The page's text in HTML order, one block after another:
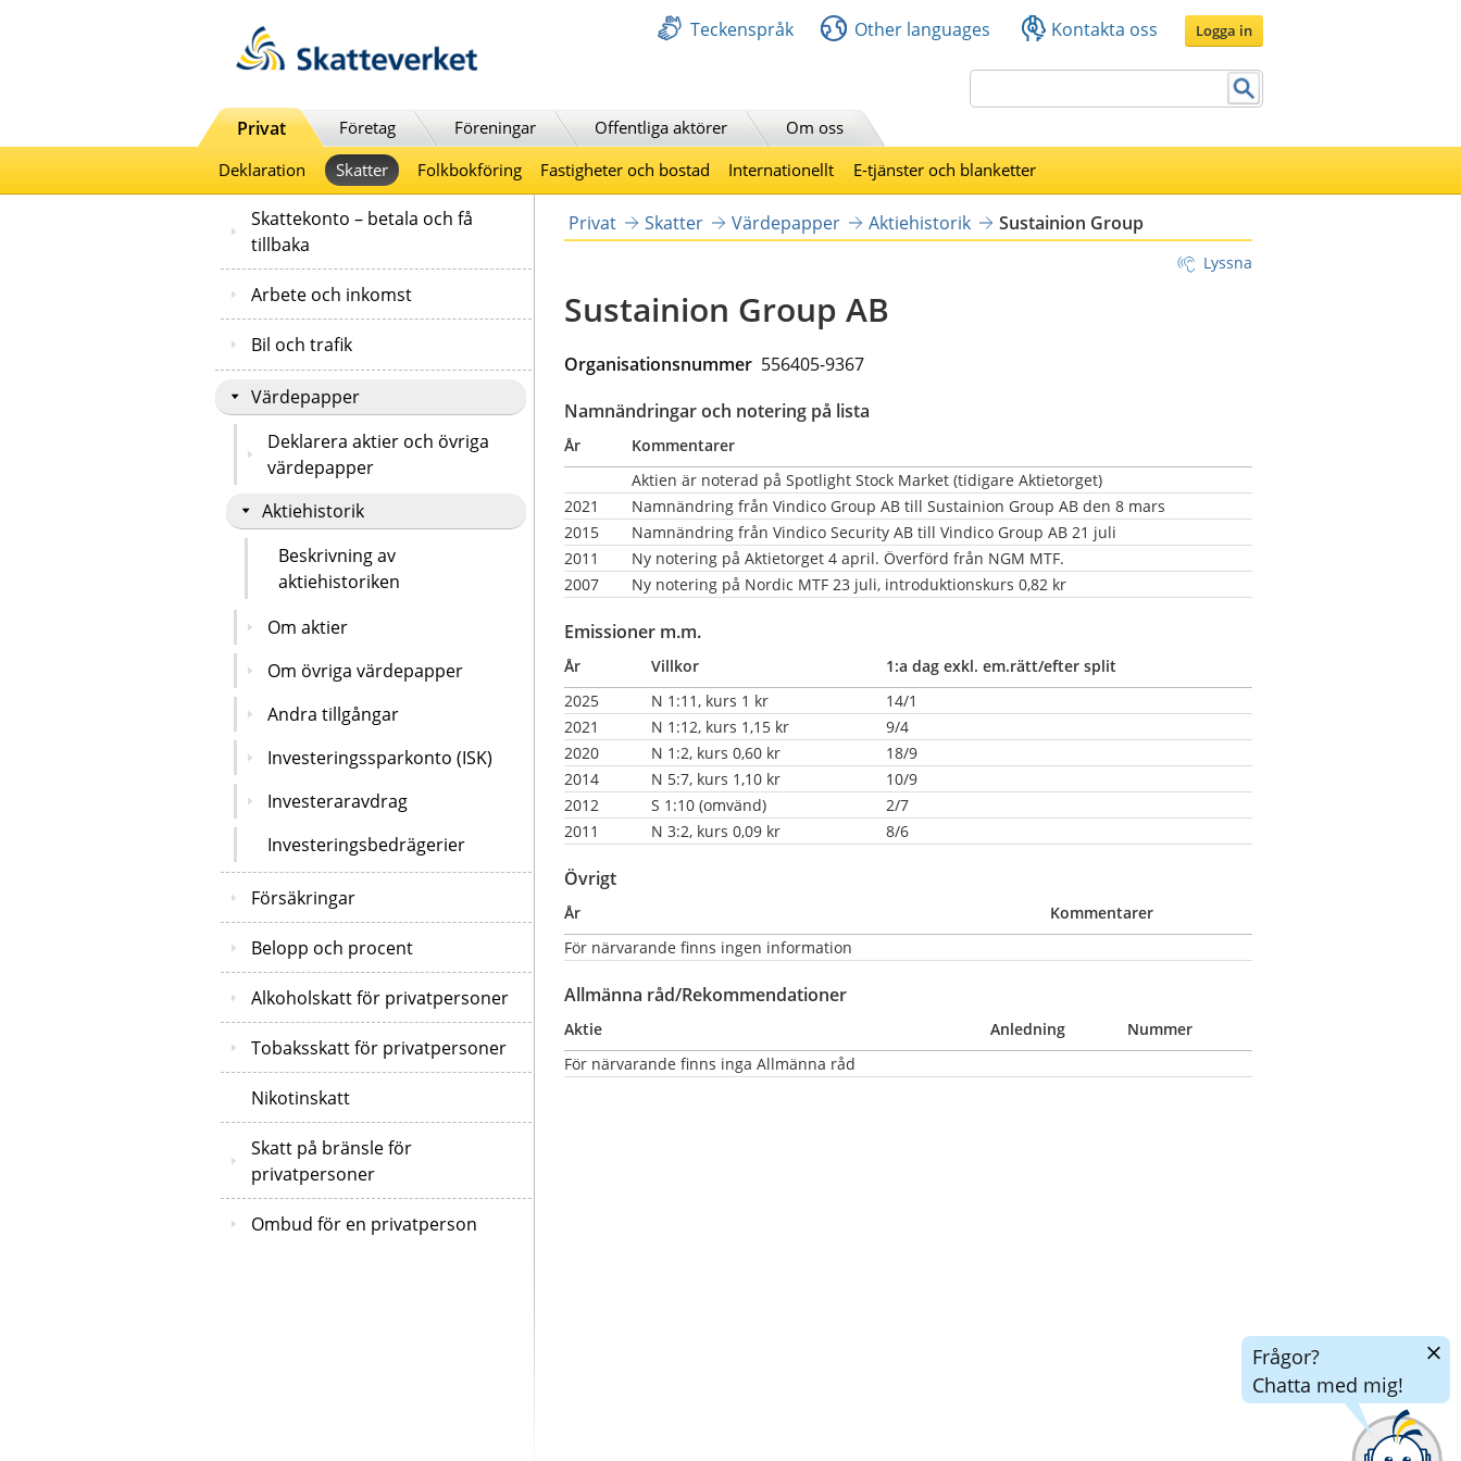
Teckenspråk Other languages Kontakta oss Logga in
Privat Företag Föreningar Offentliga aktörer
Om oss
Deklaration
Skatter Folkbokföring Fastigheter och bostad Internationellt E-tjänster och blanketter
Skattekonto – betala och få
tillbaka
Arbete och inkomst
Bil och trafik
Värdepapper
Deklarera aktier och övriga
värdepapper
Aktiehistorik
Beskrivning av
aktiehistoriken
Om aktier
Om övriga värdepapper
Andra tillgångar
Investeringssparkonto (ISK)
Investeraravdrag
Investeringsbedrägerier
Försäkringar
Belopp och procent
Alkoholskatt för privatpersoner
Tobaksskatt för privatpersoner
Nikotinskatt
Skatt på bränsle för
privatpersoner
Ombud för en privatperson
Privat Skatter Värdepapper Aktiehistorik Sustainion Group
Lyssna
Sustainion Group AB
Organisationsnummer 556405-9367
Namnändringar och notering på lista
År
Kommentarer
Aktien är noterad på Spotlight Stock Market (tidigare Aktietorget)
2021
Namnändring från Vindico Group AB till Sustainion Group AB den 8 mars
2015
Namnändring från Vindico Security AB till Vindico Group AB 21 juli
2011
Ny notering på Aktietorget 4 april. Överförd från NGM MTF.
2007
Ny notering på Nordic MTF 23 juli, introduktionskurs 0,82 kr
Emissioner m.m.
År Villkor
1:a dag exkl. em.rätt/efter split
2025
N 1:11, kurs 1 kr
14/1
2021
N 1:12, kurs 1,15 kr
9/4
2020
N 1:2, kurs 0,60 kr
18/9
2014
N 5:7, kurs 1,10 kr
10/9
2012
S 1:10 (omvänd)
2/7
2011
N 3:2, kurs 0,09 kr 8/6
Övrigt
År
Kommentarer
För närvarande finns ingen information
Allmänna råd/Rekommendationer
Aktie Anledning
Nummer
För närvarande finns inga Allmänna råd
Frågor?
Chatta med mig!
Dölj